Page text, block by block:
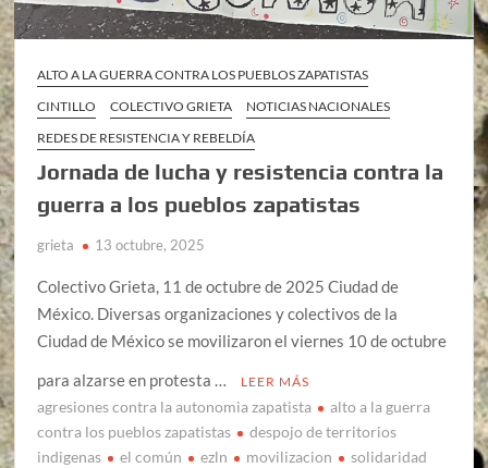
ALTO A LA GUERRA CONTRA LOS PUEBLOS ZAPATISTAS
CINTILLO
COLECTIVO GRIETA
NOTICIAS NACIONALES
REDES DE RESISTENCIA Y REBELDÍA
Jornada de lucha y resistencia contra la
guerra a los pueblos zapatistas
grieta 13 octubre, 2025
Colectivo Grieta, 11 de octubre de 2025 Ciudad de
México. Diversas organizaciones y colectivos de la
Ciudad de México se movilizaron el viernes 10 de octubre
para alzarse en protesta …
LEER MÁS
agresiones contra la autonomia zapatista
alto a la guerra
contra los pueblos zapatistas
despojo de territorios
indigenas
el común ezln movilizacion
solidaridad